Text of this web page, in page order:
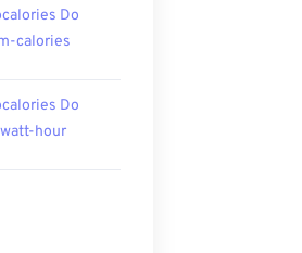
Do
calories
Do
hour